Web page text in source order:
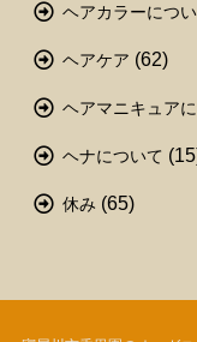
ヘアカラーにつ
ヘアケア (62)
ヘアマニキュア
ヘナについて
休み (65)